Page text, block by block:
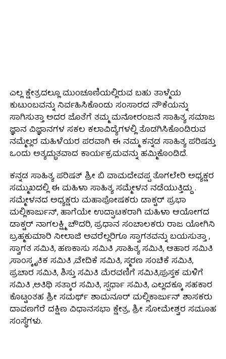
ಎಲ್ಲ ಕ್ಷೇತ್ರದಲ್ಲೂ ಮುಂಚೂಣಿಯಲ್ಲಿರುವ ಬಹು ತಾಳ್ಮೆಯ
ಕುಟುಂಬವನ್ನು ನಿರ್ವಹಿಸಿಕೊಂಡು ಸಂಸಾರದ ನೌಕೆಯನ್ನು
ಸಾಗಿಸುತ್ತಾ ಅದರ ಜೊತೆಗೆ ತಮ್ಮ ಮನೋರಂಜನೆ ಸಾಹಿತ್ಯ ಸಮಾಜ
ಜ್ಞಾನ ವಿಜ್ಞಾನಗಳ ಸಕಲ ಕಲಾವಿದ್ಯೆಗಳಲ್ಲಿ ತೊಡಗಿಸಿಕೊಂಡಿರುವ
ನಮ್ಮೆಲ್ಲರ ಮಹಿಳೆಯರ ಪರವಾಗಿ ಈ ನಮ್ಮ ಕನ್ನಡ ಸಾಹಿತ್ಯ ಪರಿಷತ್ತು
ಒಂದು ಅತ್ಯದ್ಭುತವಾದ ಕಾರ್ಯಕ್ರಮವನ್ನು ಹಮ್ಮಿಕೊಂಡಿದೆ.
ಕನ್ನಡ ಸಾಹಿತ್ಯ ಪರಿಷತ್ ಶ್ರೀ ಬಿ ವಾಮದೇವಪ್ಪ ತೊಗಲೇರಿ ಅಧ್ಯಕ್ಷರ
ಸಮ್ಮುಖದಲ್ಲಿ ಈ ಮಹಿಳಾ ಸಾಹಿತ್ಯ ಸಮ್ಮೇಳನ ನಡೆಯುತ್ತಿದ್ದು .
ಸಮ್ಮೇಳನದ ಅಧ್ಯಕ್ಷರು ಮಹಾಪೋಷಕರು ಡಾಕ್ಟರ್ ಪ್ರಭಾ
ಮಲ್ಲಿಕಾರ್ಜುನ್, ಹಾಗೆಯೇ ಉದ್ಘಾಟಕರಾಗಿ ಮಹಿಳಾ ಆಯೋಗದ
ಡಾಕ್ಟರ್ ನಾಗಲಕ್ಷ್ಮಿ ಚೌದರಿ, ಪ್ರಧಾನ ಸಂಚಾಲಕರು ರಾಜ ಯೋಗಿನಿ
ಬ್ರಹ್ಮಕುಮಾರಿ ನೀಲಾಜಿ ಅವರೆಲ್ಲರಿಗೂ ಸ್ವಾಗತವನ್ನು ಬಯಸುತ್ತಾ ,
ಸ್ವಾಗತ ಸಮಿತಿ, ಹಣಕಾಸು ಸಮಿತಿ ,ಸಾಹಿತ್ಯ ಸಮಿತಿ, ಆಹಾರ ಸಮಿತಿ
,ಸಾಂಸ್ಕೃತಿಕ ಸಮಿತಿ ,ವೇದಿಕೆ ಸಮಿತಿ, ಸ್ಮರಣ ಸಂಚಿಕೆ ಸಮಿತಿ,
ಪ್ರಚಾರ ಸಮಿತಿ, ಶಿಸ್ತು ಸಮಿತಿ ಮೆರವಣಿಗೆ ಸಮಿತಿ,ಪುಸ್ತಕ ಮಳಿಗೆ
ಸಮಿತಿ ,ಅತಿಥಿ ಸತ್ಕಾರ ಸಮಿತಿ, ಸ್ಪರ್ಧಾ ಸಮಿತಿ, ಎಲ್ಲದಕ್ಕೂ ಸಹಕಾರ
ಕೊಟ್ಟಂತಹ ಶ್ರೀ ಸಮರ್ಥ್ ಶಾಮನೂರ್ ಮಲ್ಲಿಕಾರ್ಜುನ್ ಶಾಸಕರು
ದಾವಣಗೆರೆ ದಕ್ಷಿಣ ವಿಧಾನಸಭಾ ಕ್ಷೇತ್ರ, ಶ್ರೀ ಸೋಮೇಶ್ವರ ಸಮೂಹ
ಸಂಸ್ಥೆಗಳು.